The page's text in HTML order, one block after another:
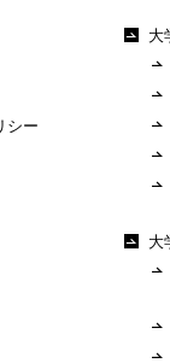
シー
大
大